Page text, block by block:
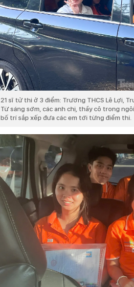
21 sĩ tử thi ở 3 điểm: Trường THCS Lê Lợi,
Từ sáng sớm, các anh chị, thầy cô trong
bố trí sắp xếp đưa các em tới từng điểm thi.